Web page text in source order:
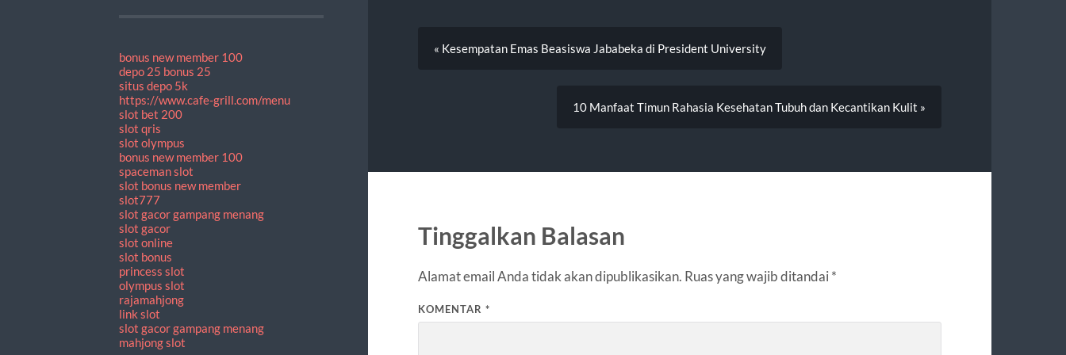
bonus new member 100
depo 25 bonus 25
situs depo 5k
https://www.cafe-grill.com/menu
slot bet 200
slot qris
slot olympus
bonus new member 100
spaceman slot
slot bonus new member
slot777
slot gacor gampang menang
slot gacor
slot online
slot bonus
princess slot
olympus slot
rajamahjong
link slot
slot gacor gampang menang
mahjong slot
« Kesempatan Emas Beasiswa Jababeka di President University
10 Manfaat Timun Rahasia Kesehatan Tubuh dan Kecantikan Kulit »
Tinggalkan Balasan
Alamat email Anda tidak akan dipublikasikan. Ruas yang wajib ditandai *
KOMENTAR *